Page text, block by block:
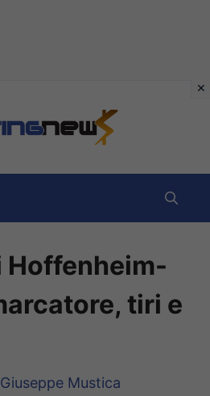
Hoffenheim-
tiri e
Giuseppe Mustica